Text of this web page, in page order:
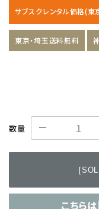
サブスクレンタル価格(東
東京・埼玉送料無料
数量
こちら